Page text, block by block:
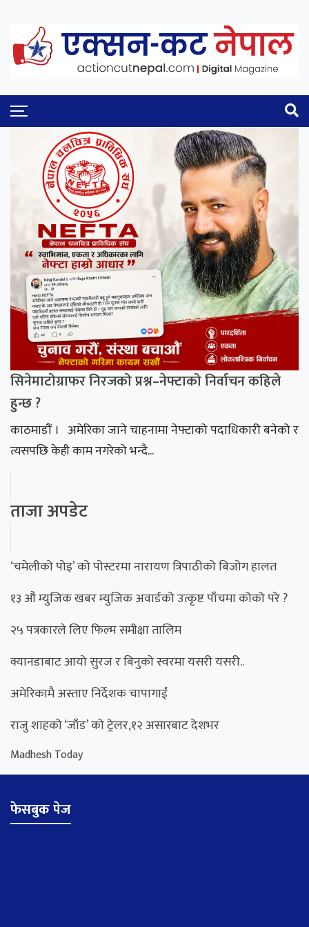
सिनेमाटोग्राफर निरजको प्रश्न–नेफ्टाको निर्वाचन कहिले
हुन्छ ?
काठमाडौं । अमेरिका जाने चाहनामा नेफ्टाको पदाधिकारी बनेको र
त्यसपछि केही काम नगरेको भन्दै...
ताजा अपडेट
‘चमेलीको पोइ’ को पोस्टरमा नारायण त्रिपाठीको बिजोग हालत
१३ औं म्युजिक खबर म्युजिक अवार्डको उत्कृष्ट पाँचमा कोको परे ?
२५ पत्रकारले लिए फिल्म समीक्षा तालिम
क्यानडाबाट आयो सुरज र बिनुको स्वरमा यसरी यसरी..
अमेरिकामै अस्ताए निर्देशक चापागाईं
राजु शाहको ‘जाँड’ को ट्रेलर,१२ असारबाट देशभर
Madhesh Today
फेसबुक पेज